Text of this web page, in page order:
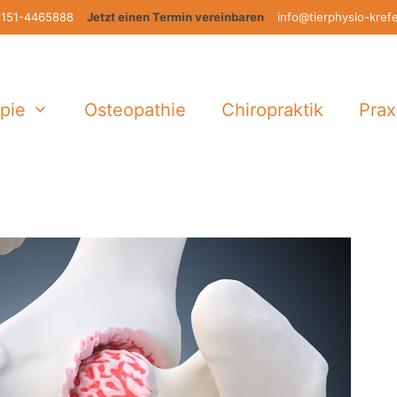
4465888 Jetzt einen Termin vereinbaren info@tierphysio-
Osteopathie Chiropraktik